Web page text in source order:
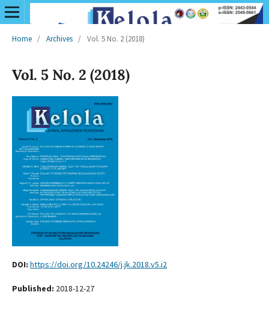
Home / Archives / Vol. 5 No. 2 (2018)
Vol. 5 No. 2 (2018)
DOI: https://doi.org/10.24246/j.jk.2018.v5.i2
Published: 2018-12-27